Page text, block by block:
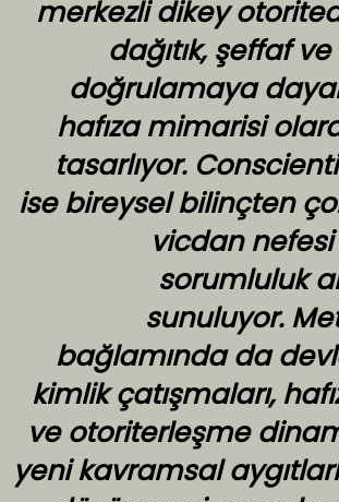
merkezli dikey
dağıtık, şeffaf
doğrulamaya
hafıza mimarisi
tasarlıyor.
ise bireysel bilinçten
vicdan
sorumluluk
sunuluyor.
bağlamında da
kimlik çatışmaları,
ve otoriterleşme
yeni kavramsal